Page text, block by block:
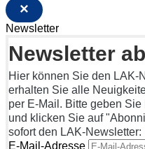
×
Newsletter
Newsletter
Hier können Sie den LAK-
erhalten Sie alle
per E-Mail. Bitte geben
und klicken Sie auf
sofort den LAK-Newsletter:
E-Mail-Adresse